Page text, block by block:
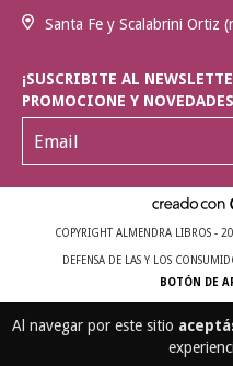
Al navegar por este sitio
Santa Fe y Scalabrini Ortiz
¡SUSCRIBITE AL
PROMOCIONE Y
COPYRIGHT ALMENDRA LIBROS -
DEFENSA DE LAS Y LOS
BOTÓN DE